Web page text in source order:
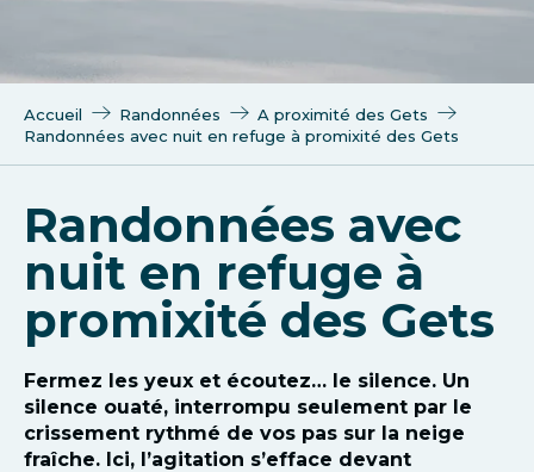
Accueil Randonnées
A proximité des Gets
Randonnées avec nuit en refuge à promixité des Gets
Randonnées avec
nuit en refuge à
promixité des Gets
Fermez les yeux et écoutez… le silence. Un
silence ouaté, interrompu seulement par le
crissement rythmé de vos pas sur la neige
fraîche. Ici, l’agitation s’efface devant